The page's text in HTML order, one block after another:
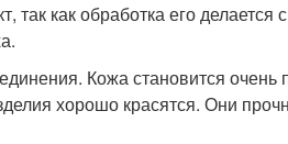
так как обработка его
Кожа становится очень
хорошо красятся. Они